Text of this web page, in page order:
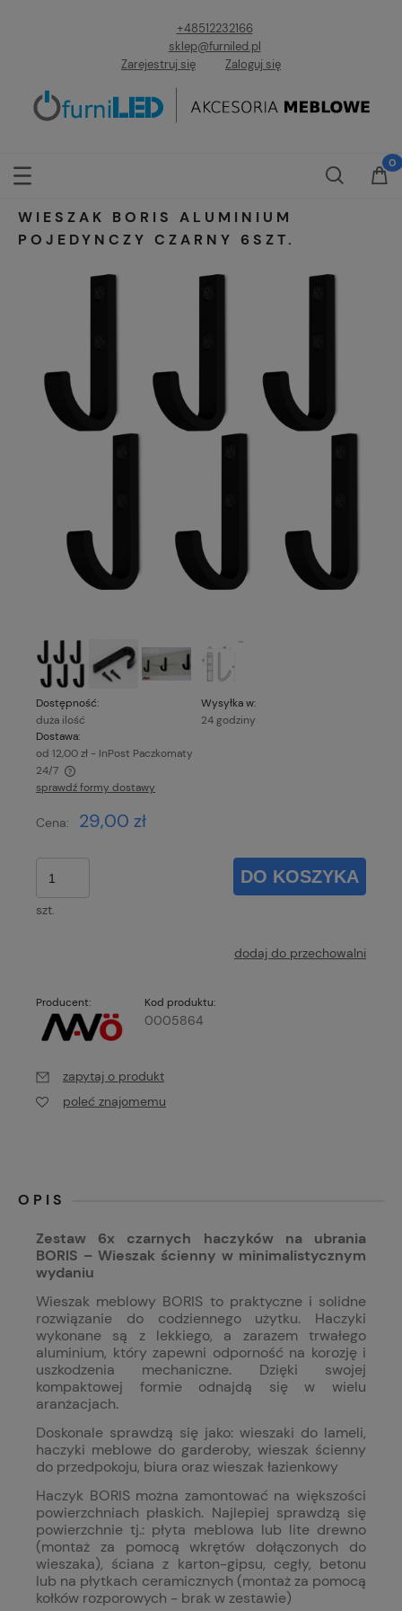
+48512232166
sklep@furniled.pl
Zarejestruj się
Zaloguj się
WIESZAK BORIS ALUMINIUM
POJEDYNCZY CZARNY 6SZT.
Dostępność:
duża ilość
Wysyłka w:
24 godziny
Dostawa:
od 12,00 zł - InPost Paczkomaty
24/7
Cena nie zawiera ewentualnych kosztów płatności
sprawdź formy dostawy
Cena: 29,00 zł
szt.
DO KOSZYKA
dodaj do przechowalni
Producent: Kod produktu:
0005864
zapytaj o produkt
poleć znajomemu
OPIS
Zestaw 6x czarnych haczyków na ubrania
BORIS – Wieszak ścienny w minimalistycznym
wydaniu
Wieszak meblowy BORIS to praktyczne i solidne
rozwiązanie do codziennego użytku. Haczyki
wykonane są z lekkiego, a zarazem trwałego
aluminium, który zapewni odporność na korozję i
uszkodzenia mechaniczne. Dzięki swojej
kompaktowej formie odnajdą się w wielu
aranżacjach.
Doskonale sprawdzą się jako: wieszaki do lameli,
haczyki meblowe do garderoby, wieszak ścienny
do przedpokoju, biura oraz wieszak łazienkowy
Haczyk BORIS można zamontować na większości
powierzchniach płaskich. Najlepiej sprawdzą się
powierzchnie tj.: płyta meblowa lub lite drewno
(montaż za pomocą wkrętów dołączonych do
wieszaka), ściana z karton-gipsu, cegły, betonu
lub na płytkach ceramicznych (montaż za pomocą
kołków rozporowych - brak w zestawie)